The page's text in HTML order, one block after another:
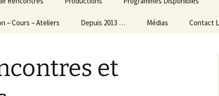
THEATRE MUSICAL
MUSIQUE
CONTEMPORAINE
– Cours – Ateliers
Ateliers
Depuis 2013 … Médias Contact
et